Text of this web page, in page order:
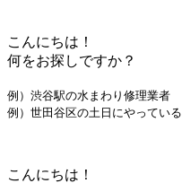
こんにちは！
何をお探しですか？
例）渋谷駅の水まわり修理業者
例）世田谷区の土日にやってい
こんにちは！